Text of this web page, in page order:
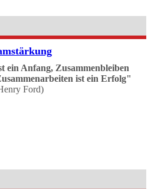
ein Anfang, Zusammenbleiben
ist ein Erfolg"
Ford)